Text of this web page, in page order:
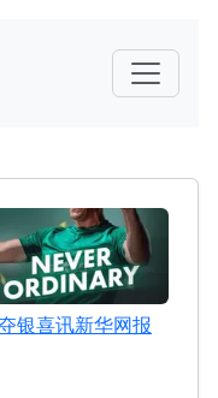
银喜讯新华网报